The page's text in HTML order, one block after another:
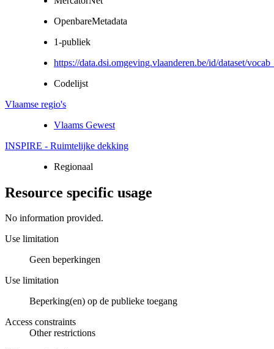
OpenbareMetadata
1-publiek
https://data.dsi.omgeving.vlaanderen.be/id/dataset/
Codelijst
Vlaamse regio's
Vlaams Gewest
INSPIRE - Ruimtelijke dekking
Regionaal
Resource specific usage
No information provided.
Use limitation
Geen beperkingen
Use limitation
Beperking(en) op de publieke toegang
Access constraints
Other restrictions